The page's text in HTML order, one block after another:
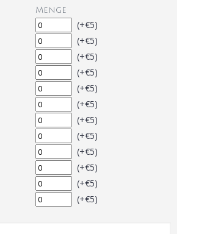
Menge
(+€5)
(+€5)
(+€5)
(+€5)
(+€5)
(+€5)
(+€5)
(+€5)
(+€5)
(+€5)
(+€5)
(+€5)